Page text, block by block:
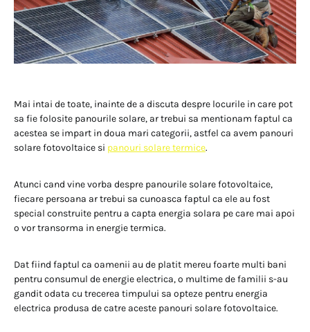
Mai intai de toate, inainte de a discuta despre locurile in care pot
sa fie folosite panourile solare, ar trebui sa mentionam faptul ca
acestea se impart in doua mari categorii, astfel ca avem panouri
solare fotovoltaice si panouri solare termice.
Atunci cand vine vorba despre panourile solare fotovoltaice,
fiecare persoana ar trebui sa cunoasca faptul ca ele au fost
special construite pentru a capta energia solara pe care mai apoi
o vor transorma in energie termica.
Dat fiind faptul ca oamenii au de platit mereu foarte multi bani
pentru consumul de energie electrica, o multime de familii s-au
gandit odata cu trecerea timpului sa opteze pentru energia
electrica produsa de catre aceste panouri solare fotovoltaice.